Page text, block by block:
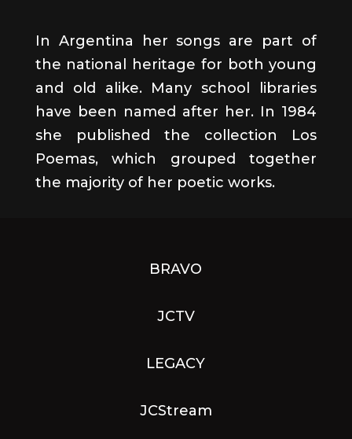
In Argentina her songs are part of
the national heritage for both young
and old alike. Many school libraries
have been named after her. In 1984
she published the collection Los
Poemas,which grouped together
the majority of her poetic works.
BRAVO
JCTV
LEGACY
JCStream